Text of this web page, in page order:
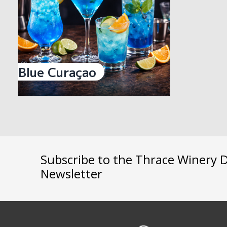
Blue Curaçao
Subscribe to the Thrace Winery
Newsletter